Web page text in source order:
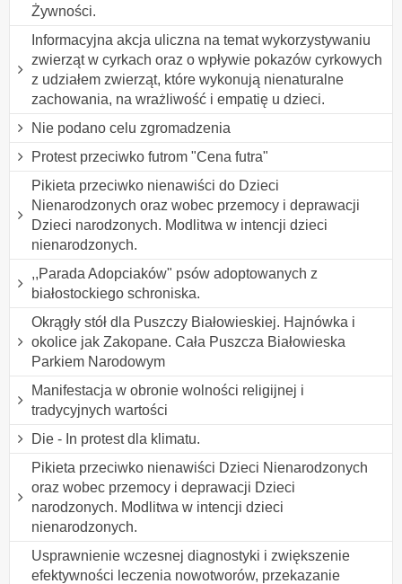
Żywności.
Informacyjna akcja uliczna na temat wykorzystywaniu
zwierząt w cyrkach oraz o wpływie pokazów cyrkowych
z udziałem zwierząt, które wykonują nienaturalne
zachowania, na wrażliwość i empatię u dzieci.
Nie podano celu zgromadzenia
Protest przeciwko futrom "Cena futra"
Pikieta przeciwko nienawiści do Dzieci
Nienarodzonych oraz wobec przemocy i deprawacji
Dzieci narodzonych. Modlitwa w intencji dzieci
nienarodzonych.
,,Parada Adopciaków" psów adoptowanych z
białostockiego schroniska.
Okrągły stół dla Puszczy Białowieskiej. Hajnówka i
okolice jak Zakopane. Cała Puszcza Białowieska
Parkiem Narodowym
Manifestacja w obronie wolności religijnej i
tradycyjnych wartości
Die - In protest dla klimatu.
Pikieta przeciwko nienawiści Dzieci Nienarodzonych
oraz wobec przemocy i deprawacji Dzieci
narodzonych. Modlitwa w intencji dzieci
nienarodzonych.
Usprawnienie wczesnej diagnostyki i zwiększenie
efektywności leczenia nowotworów, przekazanie